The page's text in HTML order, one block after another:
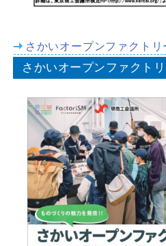
さかいオープンファクトリ
さかいオープンファクト